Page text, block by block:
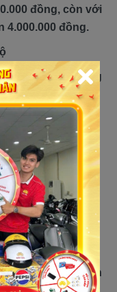
đồng, còn với
4.000.000 đồng.
mà còn là nâng
bảo rằng bạn
an toàn không
giao thông.
50cc?
phong cách
mất đi vẻ đẹp
Vì vậy không nên